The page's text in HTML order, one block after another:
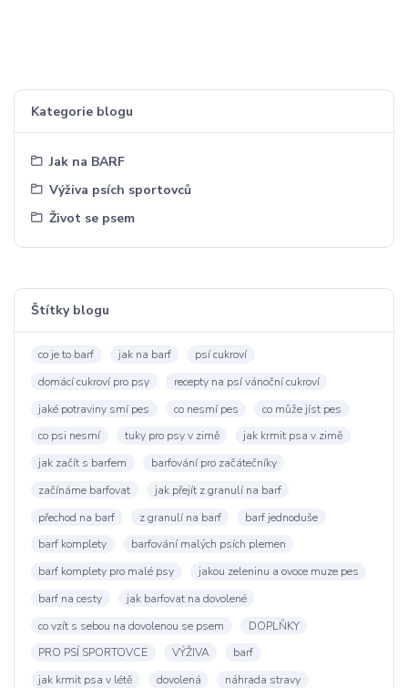
Kategorie blogu
Jak na BARF
Výživa psích sportovců
Život se psem
Štítky blogu
co je to barf jak na barf
psí cukroví
domácí cukroví pro psy
recepty na psí vánoční cukroví
jaké potraviny smí pes
co nesmí pes
co může jíst pes
co psi nesmí
tuky pro psy v zimě
jak krmit psa v zimě
jak začít s barfem
barfování pro začátečníky
začínáme barfovat
jak přejít z granulí na barf
přechod na barf
z granulí na barf
barf jednoduše
barf komplety
barfování malých psích plemen
barf komplety pro malé psy
jakou zeleninu a ovoce muze pes
barf na cesty
jak barfovat na dovolené
co vzít s sebou na dovolenou se psem
DOPLŇKY
PRO PSÍ SPORTOVCE
VÝŽIVA
barf
jak krmit psa v létě
dovolená
náhrada stravy